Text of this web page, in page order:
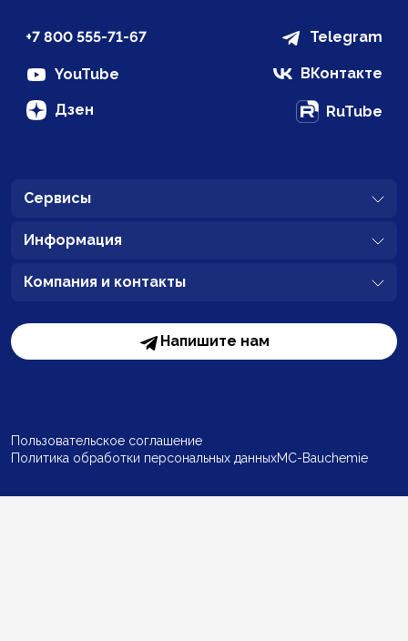
+7 800 555-71-67 Telegram
YouTube ВКонтакте
Дзен RuTube
Сервисы
Информация
Компания и контакты
Напишите нам
Пользовательское соглашение
Политика обработки персональных данныхMC-Bauchemie